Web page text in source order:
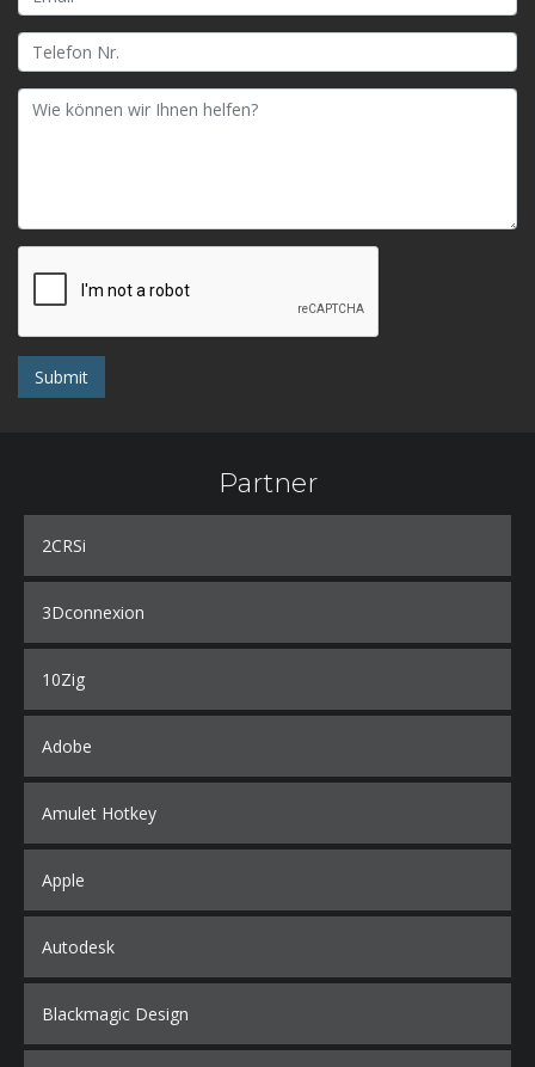
Submit
Partner
2CRSi
3Dconnexion
10Zig
Adobe
Amulet Hotkey
Apple
Autodesk
Blackmagic Design